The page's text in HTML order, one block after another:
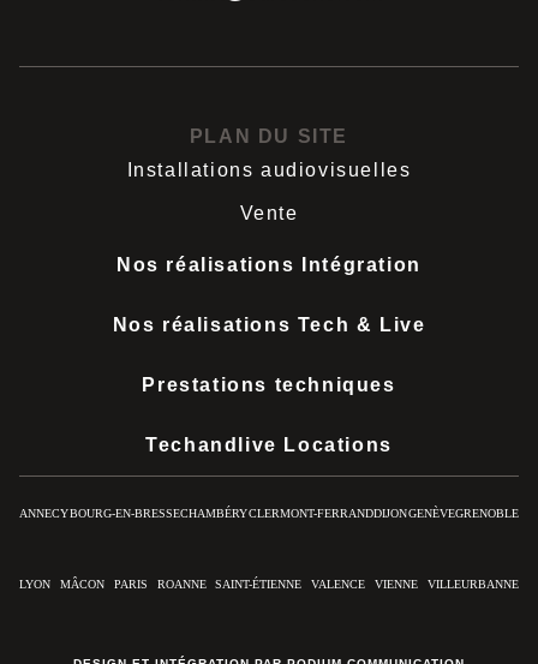
PLAN DU SITE
Installations audiovisuelles
Vente
Nos réalisations Intégration
Nos réalisations Tech & Live
Prestations techniques
Techandlive Locations
ANNECYBOURG-EN-BRESSECHAMBÉRYCLERMONT-FERRANDDIJONGENÈVEGRENOBLE
LYON MÂCON PARIS ROANNE SAINT-ÉTIENNE VALENCE VIENNE VILLEURBANNE